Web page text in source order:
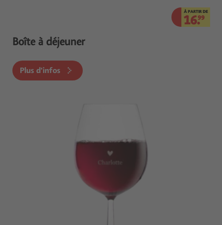
À PARTIR DE
16.99
Boîte à déjeuner
Plus d'infos